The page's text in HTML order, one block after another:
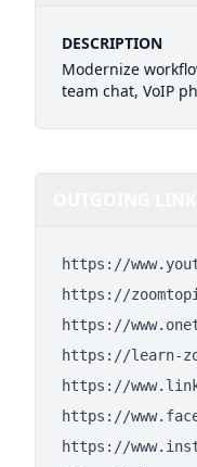
DESCRIPTION
Modernize
team chat, VoIP
https://
https://
https://
https://learn-
https://
https://
https://